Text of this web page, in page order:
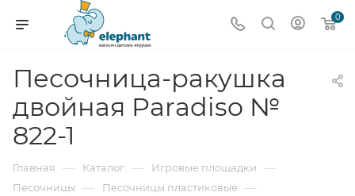
0
Песочница-ракушка
двойная Paradiso №
822-1
Главная — Каталог — Игровые площадки —
Песочницы — Песочницы пластиковые —